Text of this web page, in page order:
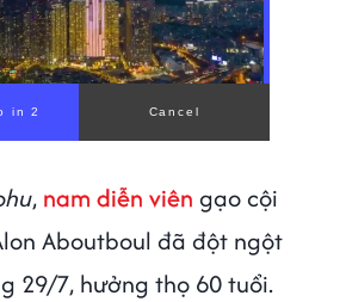
, nam diễn viên gạo cội
Aboutboul đã đột ngột
29/7, hưởng thọ 60 tuổi.